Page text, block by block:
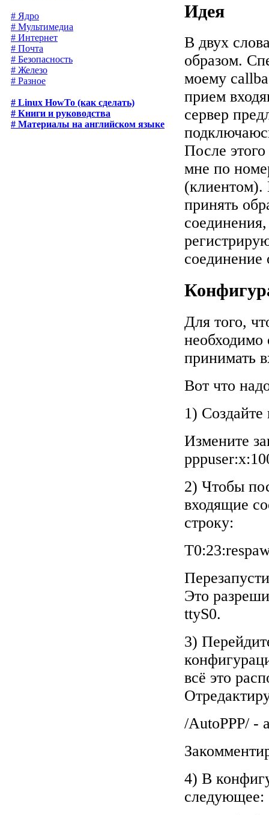
# Ядро
# Мультимедиа
# Интернет
# Почта
# Безопасность
# Железо
# Разное
# Linux HowTo (как сделать)
# Книги и руководства
# Материалы на английском языке
Идея
В двух
образом.
моему
прием
сервер
После
мне по
(клиентом).
принять
соединение
Для того,
необходимо
принимать
Вот что
1) Создайте
Измените
2) Чтобы
входящие
строку:
Это
ttyS0.
3)
всё это
/AutoPPP/ -
4) В
следующее: